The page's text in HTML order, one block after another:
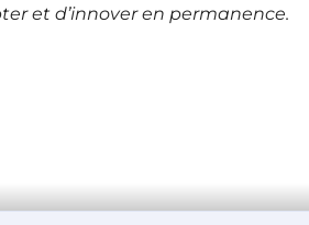
et d’innover en permanence.